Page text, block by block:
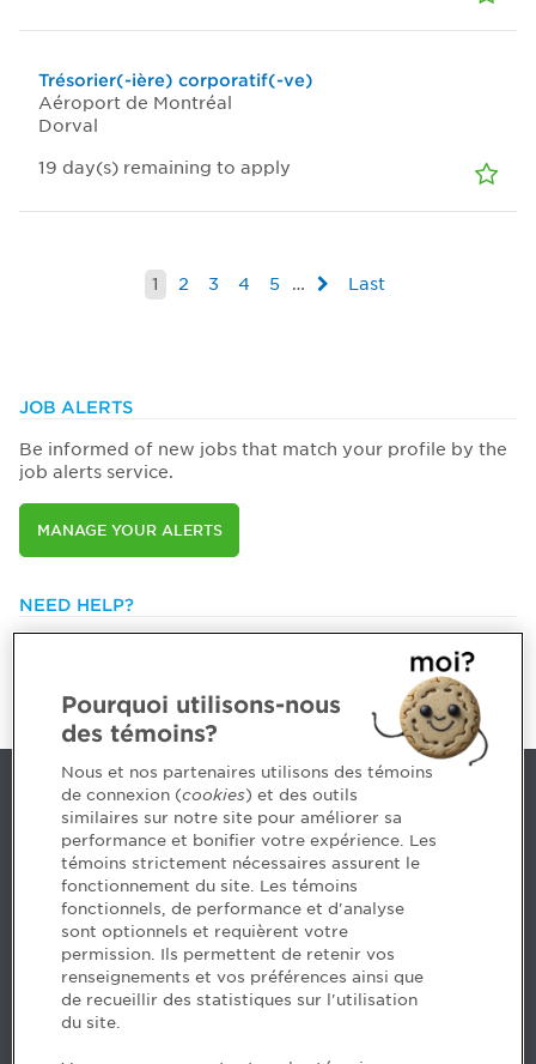
Trésorier(-ière) corporatif(-ve)
Aéroport de Montréal
Dorval
19 day(s) remaining to apply
1 2 3 4 5 … Last
JOB ALERTS
Be informed of new jobs that match your profile by the
job alerts service.
MANAGE YOUR ALERTS
NEED HELP?
emploiCPA@cpaquebec.ca
Contact us
514 788-1376 1 800 363-4688 [3033]
emploiCPA@cpaquebec.ca
5, Place Ville Marie, bureau 800, Montréal
(Québec)H3B 2G2
www.cpaquebec.ca
Facebook – CPA
Pourquoi utilisons-nous
des témoins?
Nous et nos partenaires utilisons des témoins
de connexion (cookies) et des outils
similaires sur notre site pour améliorer sa
performance et bonifier votre expérience. Les
témoins strictement nécessaires assurent le
fonctionnement du site. Les témoins
fonctionnels, de performance et d'analyse
sont optionnels et requièrent votre
permission. Ils permettent de retenir vos
renseignements et vos préférences ainsi que
de recueillir des statistiques sur l'utilisation
du site.